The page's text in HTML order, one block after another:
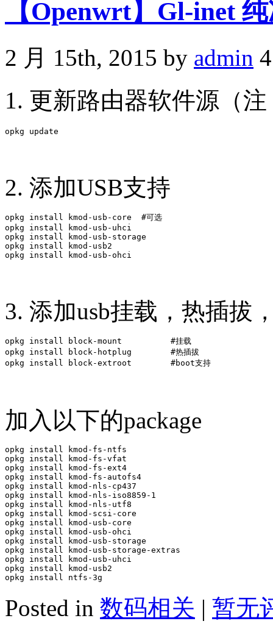
【Openwrt】Gl-inet
2 月 15th, 2015 by admin
1. 更新路由器软件源（
2. 添加USB支持
opkg install kmod-usb-core  #可选
opkg install kmod-usb-uhci
opkg install kmod-usb-storage
opkg install kmod-usb2
3. 添加usb挂载，热插拔
opkg install block-mount          #挂载
opkg install block-hotplug        #热插拔
加入以下的package
opkg install kmod-fs-ntfs
opkg install kmod-fs-vfat
opkg install kmod-fs-ext4
opkg install kmod-fs-autofs4
opkg install kmod-nls-cp437
opkg install kmod-nls-iso8859-1
opkg install kmod-nls-utf8
opkg install kmod-scsi-core
opkg install kmod-usb-core
opkg install kmod-usb-ohci
opkg install kmod-usb-storage
opkg install kmod-usb-storage-extras
opkg install kmod-usb-uhci
opkg install kmod-usb2
Posted in 数码相关 | 暂无